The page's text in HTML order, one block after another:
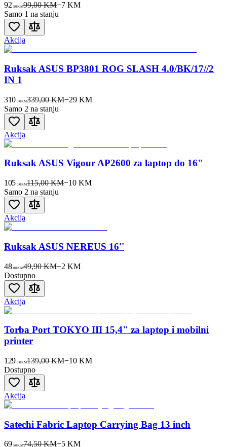
92 50KM99,00 KM−7KM
Samo 1 na stanju
Akcija
Ruksak ASUS BP3801 ROG SLASH 4.0/BK/17//2
IN 1
310 00KM339,00 KM−29 KM
Samo 2 na stanju
Akcija
Ruksak ASUS Vigour AP2600 za laptop do 16"
105 00KM115,00 KM−10 KM
Samo 2 na stanju
Akcija
Ruksak ASUS NEREUS 16''
48 00KM49,90 KM−2 KM
Dostupno
Akcija
Torba Port TOKYO III 15,4" za laptop i mobilni
printer
129 00KM139,00 KM−10 KM
Dostupno
Akcija
Satechi Fabric Laptop Carrying Bag 13 inch
69 50KM74,50 KM−5KM